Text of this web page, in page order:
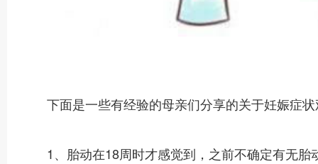
下面是一些有经验的母亲们分享的关于妊娠症状
1、胎动在18周时才感觉到，之前不确定有无胎